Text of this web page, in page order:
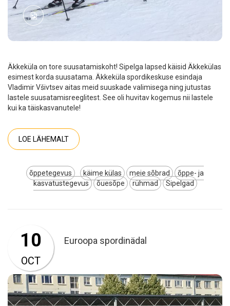
Äkkeküla on tore suusatamiskoht! Sipelga lapsed käisid Äkkekülas
esimest korda suusatama. Äkkeküla spordikeskuse esindaja
Vladimir Všivtsev aitas meid suuskade valimisega ning jutustas
lastele suusatamisreeglitest. See oli huvitav kogemus nii lastele
kui ka täiskasvanutele!
LOE LÄHEMALT
õppetegevus käime külas meie sõbrad
õppe- ja
kasvatustegevus
õuesõpe rühmad Sipelgad
Euroopa spordinädal
10
OCT